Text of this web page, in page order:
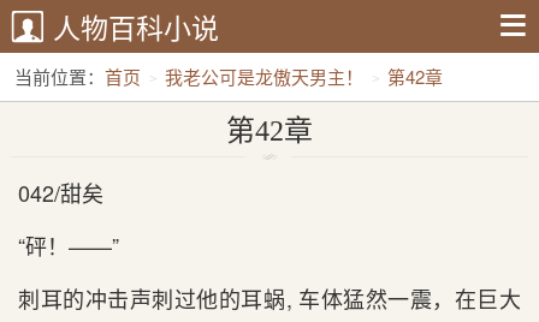
人物百科小说
当前位置： 首页 我老公可是龙傲天男主！ 第42章
第42章
042/甜矣
“砰！——”
刺耳的冲击声刺过他的耳蜗, 车体猛然一震，在巨大